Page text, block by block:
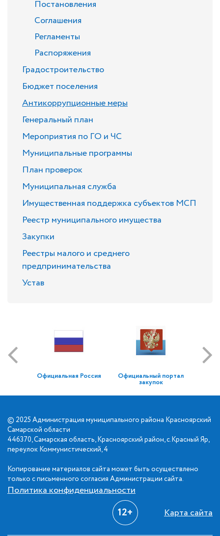
Постановления
Соглашения
Регламенты
Распоряжения
Градостроительство
Бюджет поселения
Антикоррупционные меры
Генеральный план
Мероприятия по ГО и ЧС
Муниципальные программы
План проверок
Муниципальная служба
Имущественная поддержка субъектов МСП
Реестр муниципального имущества
Закупки
Реестры малого и среднего
предпринимательства
Устав
Официальная Россия Официальный портал
закупок
© 2025 Администрация муниципального района Красноярский
Самарской области
446370, Самарская область, Красноярский район, с.Красный Яр,
переулок Коммунистический, 4
Копирование материалов сайта может быть осуществлено
только с письменного согласия Администрации сайта.
Политика конфиденциальности
12+ Карта сайта